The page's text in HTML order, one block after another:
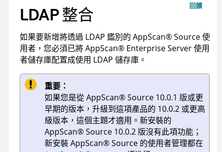
回饋
LDAP 整合
如果要新增將透過 LDAP 鑑別的 AppScan®Source使
用者，您必須已將AppScan® Enterprise Server使用
者儲存庫配置成使用 LDAP 儲存庫。
重要：
如果您是從AppScan®Source 10.0.1 版或更
早期的版本，升級到這項產品的 10.0.2 或更高
級版本，這個主題才適用。新安裝的
AppScan®Source 10.0.2 版沒有此項功能；
新安裝AppScan®Source 的使用者管理都在